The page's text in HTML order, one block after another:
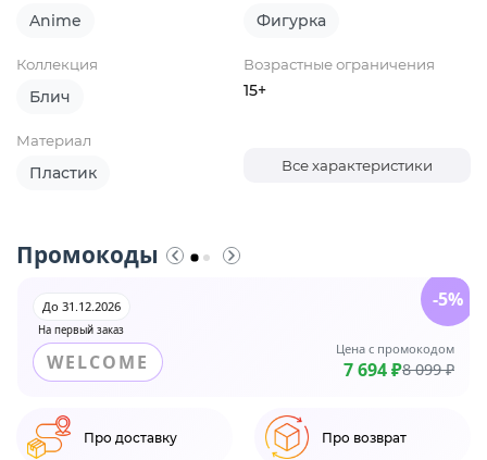
Anime Фигурка
Коллекция
Блич
Возрастные ограничения
15+
Материал
Пластик Все характеристики
Промокоды
На первый заказ
До 31.12.2026
WELCOME
Цена с промокодом
7 694 ₽8 099 ₽
-5%
Про доставку Про возврат